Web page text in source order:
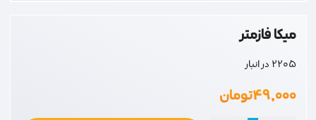
میکا فازمتر
2205 در انبار
۴۹,۰۰۰تومان